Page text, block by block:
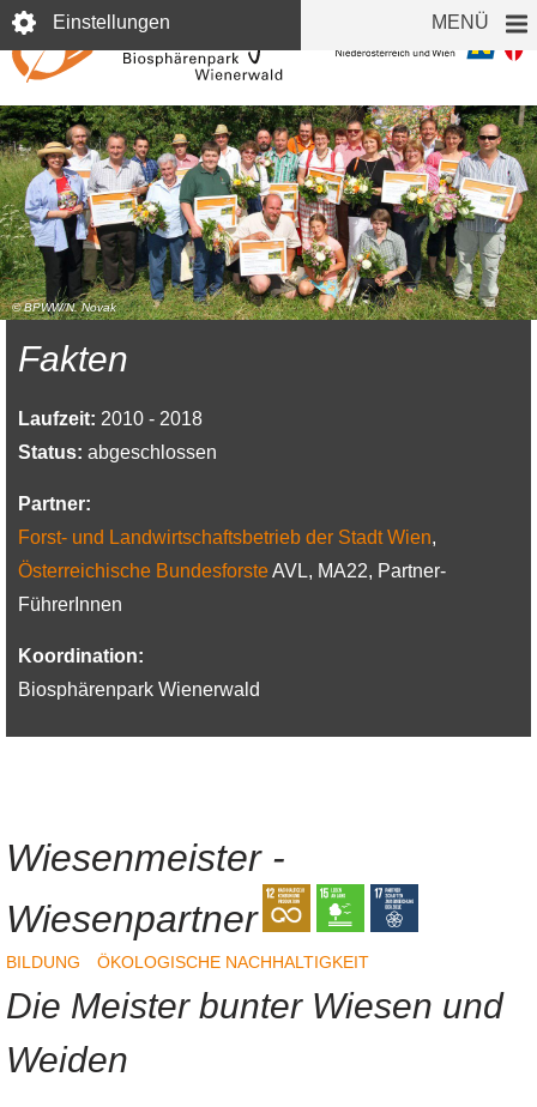
Direkt
zum
Inhalt
Einstellungen MENÜ
© BPWW/N. Novak
Fakten
Laufzeit: 2010 - 2018
Status: abgeschlossen
Partner:
Forst- und Landwirtschaftsbetrieb der Stadt Wien,
Österreichische BundesforsteAVL, MA22, Partner-
FührerInnen
Koordination:
Biosphärenpark Wienerwald
Wiesenmeister -
Wiesenpartner
BILDUNG ÖKOLOGISCHE NACHHALTIGKEIT
Die Meister bunter Wiesen und
Weiden